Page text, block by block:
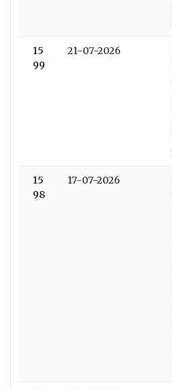
15
99
21-07-2026
15
98
17-07-2026